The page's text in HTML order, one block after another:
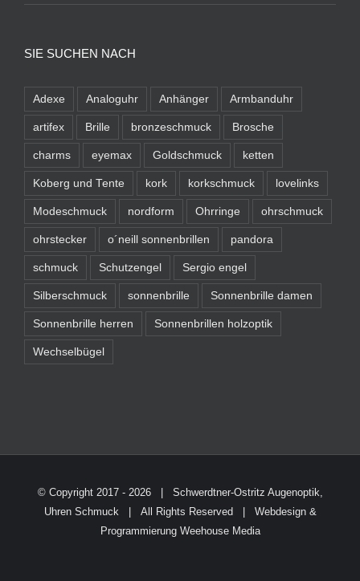
SIE SUCHEN NACH
Adexe Analoguhr Anhänger Armbanduhr
artifex Brille bronzeschmuck Brosche
charms eyemax Goldschmuck ketten
Koberg und Tente kork korkschmuck lovelinks
Modeschmuck nordform Ohrringe ohrschmuck
ohrstecker o´neill sonnenbrillen pandora
schmuck Schutzengel Sergio engel
Silberschmuck sonnenbrille Sonnenbrille damen
Sonnenbrille herren Sonnenbrillen holzoptik
Wechselbügel
© Copyright 2017 - 2026 | Schwerdtner-Ostritz Augenoptik,
Uhren Schmuck | All Rights Reserved | Webdesign &
Programmierung Weehouse Media